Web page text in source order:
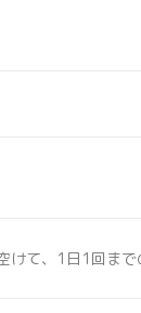
けて、1日1回ま